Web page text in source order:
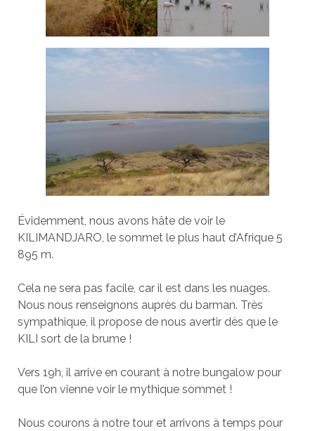
Évidemment, nous avons hâte de voir le
KILIMANDJARO, le sommet le plus haut d’Afrique 5
895 m.
Cela ne sera pas facile, car il est dans les nuages.
Nous nous renseignons auprès du barman. Très
sympathique, il propose de nous avertir dès que le
KILI sort de la brume !
Vers 19h, il arrive en courant à notre bungalow pour
que l’on vienne voir le mythique sommet !
Nous courons à notre tour et arrivons à temps pour